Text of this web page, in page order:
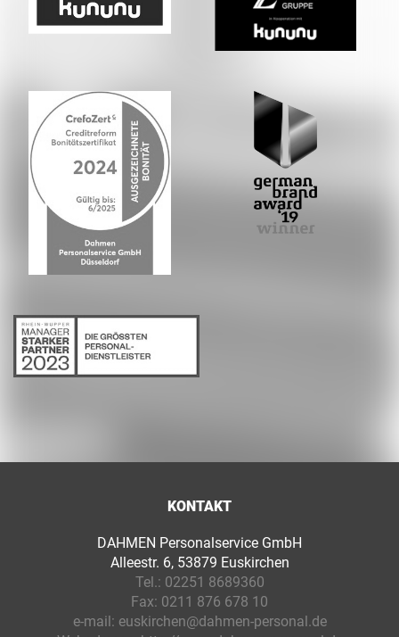
KONTAKT
DAHMEN Personalservice GmbH
Alleestr. 6, 53879 Euskirchen
Tel.: 02251 8689360
Fax: 0211 876 678 10
e-mail: euskirchen@dahmen-personal.de